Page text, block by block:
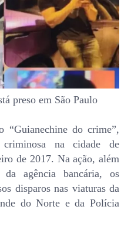
preso em São Paulo
do crime”,
na cidade de
de 2017. Na ação, além
agência bancária, os
disparos nas viaturas da
do Norte e da Polícia